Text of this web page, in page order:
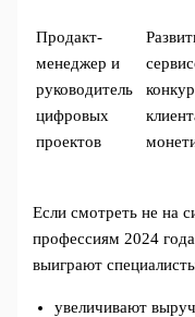
Продакт-
менеджер и
руководитель
цифровых
проектов
Если смотреть не на
профессиям 2024
выиграют
увеличивают